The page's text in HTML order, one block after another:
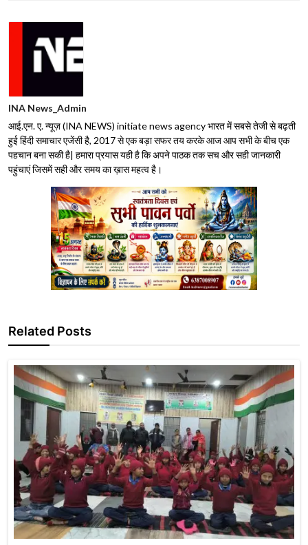
INA News_Admin
आई.एन. ए. न्यूज़ (INA NEWS) initiate news agency भारत में सबसे तेजी से बढ़ती
हुई हिंदी समाचार एजेंसी है, 2017 से एक बड़ा सफर तय करके आज आप सभी के बीच एक
पहचान बना सकी है| हमारा प्रयास यही है कि अपने पाठक तक सच और सही जानकारी
पहुंचाएं जिसमें सही और समय का ख़ास महत्व है।
Related Posts